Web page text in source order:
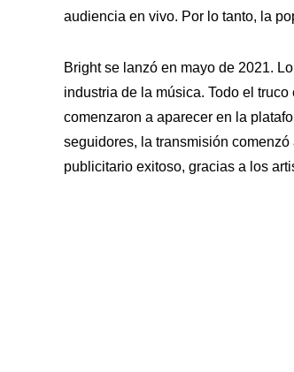
audiencia en vivo. Por lo tanto, la
Bright se lanzó en mayo de 2021.
industria de la música. Todo el
comenzaron a aparecer en la
seguidores, la transmisión
publicitario exitoso, gracias a los